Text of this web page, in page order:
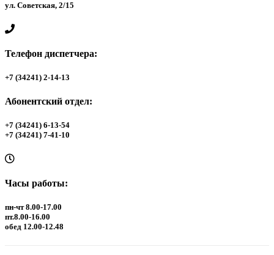
ул. Советская, 2/15
Телефон диспетчера:
+7 (34241) 2-14-13
Абонентский отдел:
+7 (34241) 6-13-54
+7 (34241) 7-41-10
Часы работы:
пн-чт 8.00-17.00
пт.8.00-16.00
обед 12.00-12.48